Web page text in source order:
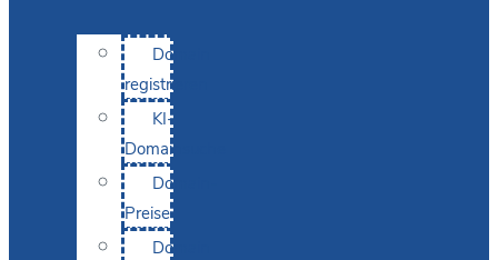
Domain
registrieren
KI-
Domainsuche
Domain-
Preise
Domain